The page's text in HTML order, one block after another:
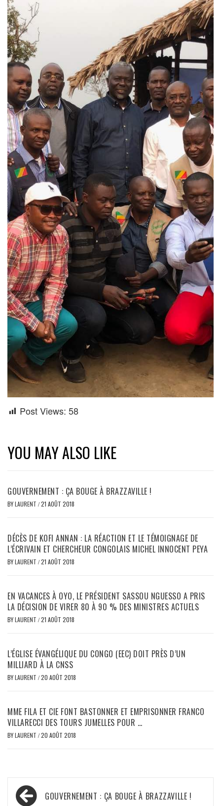
Post Views: 58
YOU MAY ALSO LIKE
GOUVERNEMENT : ÇA BOUGE À BRAZZAVILLE !
BYLAURENT /21 AOÛT 2018
DÉCÈS DE KOFI ANNAN : LA RÉACTION ET LE TÉMOIGNAGE DE
L’ÉCRIVAIN ET CHERCHEUR CONGOLAIS MICHEL INNOCENT PEYA
BYLAURENT /21 AOÛT 2018
EN VACANCES À OYO, LE PRÉSIDENT SASSOU NGUESSO A PRIS
LA DÉCISION DE VIRER 80 À 90 % DES MINISTRES ACTUELS
BYLAURENT /21 AOÛT 2018
L’ÉGLISE ÉVANGÉLIQUE DU CONGO (EEC) DOIT PRÈS D’UN
MILLIARD À LA CNSS
BYLAURENT /20 AOÛT 2018
MME FILA ET CIE FONT BASTONNER ET EMPRISONNER FRANCO
VILLARECCI DES TOURS JUMELLES POUR …
BYLAURENT /20 AOÛT 2018
NavigationGOUVERNEMENT : ÇA BOUGE À BRAZZAVILLE !